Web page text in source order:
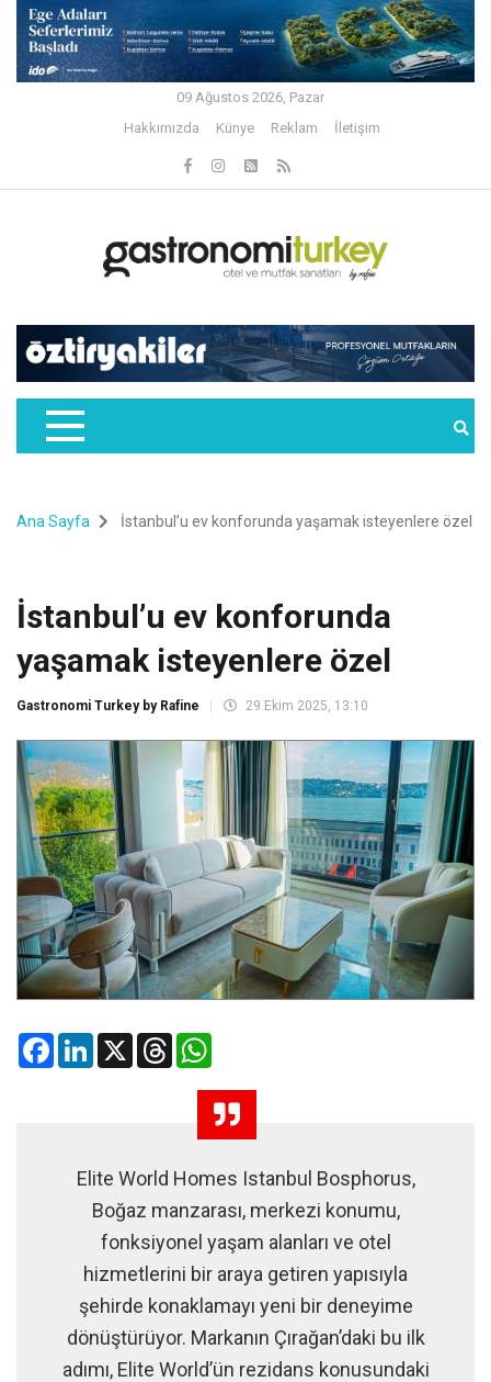
09 Ağustos 2026, Pazar
Hakkımızda
Künye Reklam İletişim
Ana Sayfa İstanbul’u ev konforunda yaşamak isteyenlere özel
İstanbul’u ev konforunda
yaşamak isteyenlere özel
Gastronomi Turkey by Rafine 29 Ekim 2025, 13:10
FacebookLinkedIn
X Threads
Elite World Homes Istanbul Bosphorus,
Boğaz manzarası, merkezi konumu,
fonksiyonel yaşam alanları ve otel
hizmetlerini bir araya getiren yapısıyla
şehirde konaklamayı yeni bir deneyime
dönüştürüyor. Markanın Çırağan’daki bu ilk
adımı, Elite World’ün rezidans konusundaki